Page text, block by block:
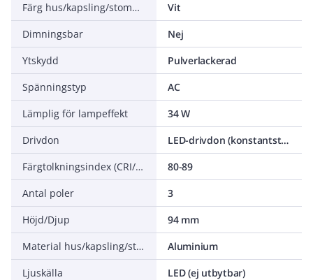
Färg hus/kapsling/stomme
Vit
Dimningsbar
Nej
Ytskydd
Pulverlackerad
Spänningstyp
AC
Lämplig för lampeffekt
34 W
Drivdon
LED-drivdon (konstantström)
Färgtolkningsindex (CRI/Ra)
80-89
Antal poler
3
Höjd/Djup
94 mm
Material hus/kapsling/stomme
Aluminium
Ljuskälla
LED (ej utbytbar)